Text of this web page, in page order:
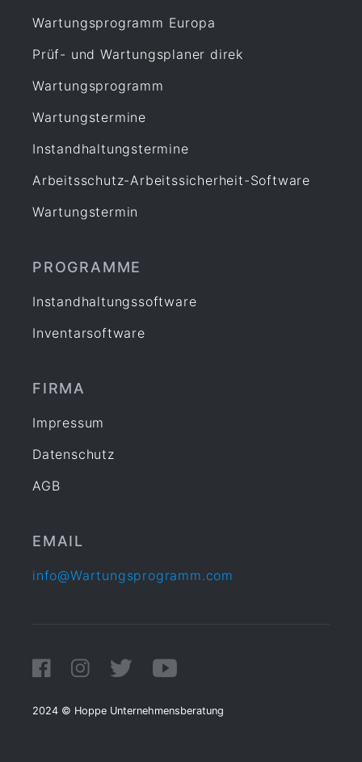
Wartungsprogramm Europa
Prüf- und Wartungsplaner direk
Wartungsprogramm
Wartungstermine
Instandhaltungstermine
Arbeitsschutz-Arbeitssicherheit-Software
Wartungstermin
PROGRAMME
Instandhaltungssoftware
Inventarsoftware
FIRMA
Impressum
Datenschutz
AGB
EMAIL
info@Wartungsprogramm.com
2024 © Hoppe Unternehmensberatung